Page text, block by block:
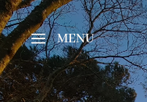
MENU